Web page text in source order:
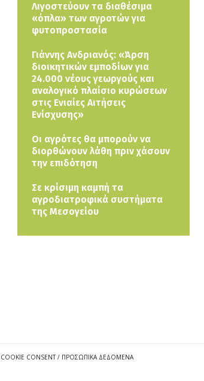
Λιγοστεύουν τα διαθέσιμα
«όπλα» των αγροτών για
φυτοπροστασία
Γιάννης Ανδριανός: «Άρση
διοικητικών εμποδίων για
24.000 νέους γεωργούς και
αναλογικό πλαίσιο κυρώσεων
στις Ενιαίες Αιτήσεις
Ενίσχυσης»
Οι αγρότες θα μπορούν να
διορθώνουν λάθη πριν χάσουν
την επιδότηση
Σε κρίσιμη καμπή τα
αγροδιατροφικά συστήματα
της Μεσογείου
CONSENT / ΠΡΟΣΩΠΙΚΑ ΔΕΔΟΜΕΝΑ